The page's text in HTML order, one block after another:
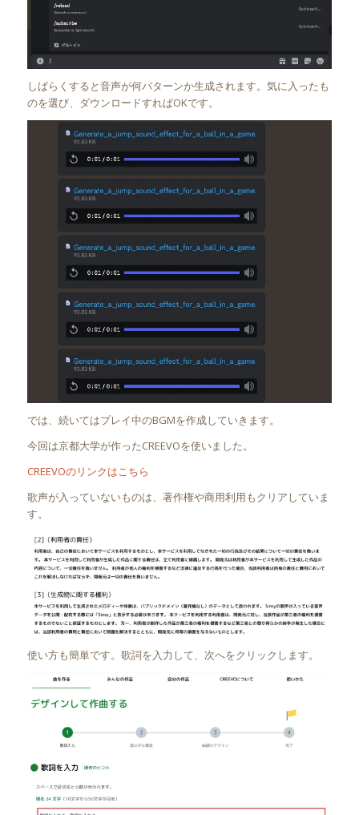
しばらくすると音声が何パターンか生成されます。気に入ったも
のを選び、ダウンロードすればOKです。
では、続いてはプレイ中のBGMを作成していきます。
今回は京都大学が作ったCREEVOを使いました。
CREEVOのリンクはこちら
歌声が入っていないものは、著作権や商用利用もクリアしていま
す。
使い方も簡単です。歌詞を入力して、次へをクリックします。